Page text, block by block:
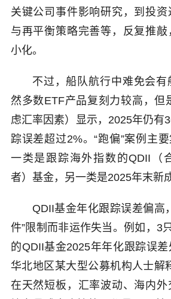
关键公司事件影响研究，到投
与再平衡策略完善等，反复推
小化。
不过，船队航行中难免会有
然多数ETF产品复刻力较高，但
虑汇率因素）显示，2025年仍有
踪误差超过2%。“跑偏”案例主要
一类是跟踪海外指数的QDII（
者）基金，另一类是2025年末新
QDII基金年化跟踪误差偏高
件”限制而非运作失当。例如，3
的QDII基金2025年年化跟踪误差
华北地区某大型公募机构人士解
在天然短板，汇率波动、海内